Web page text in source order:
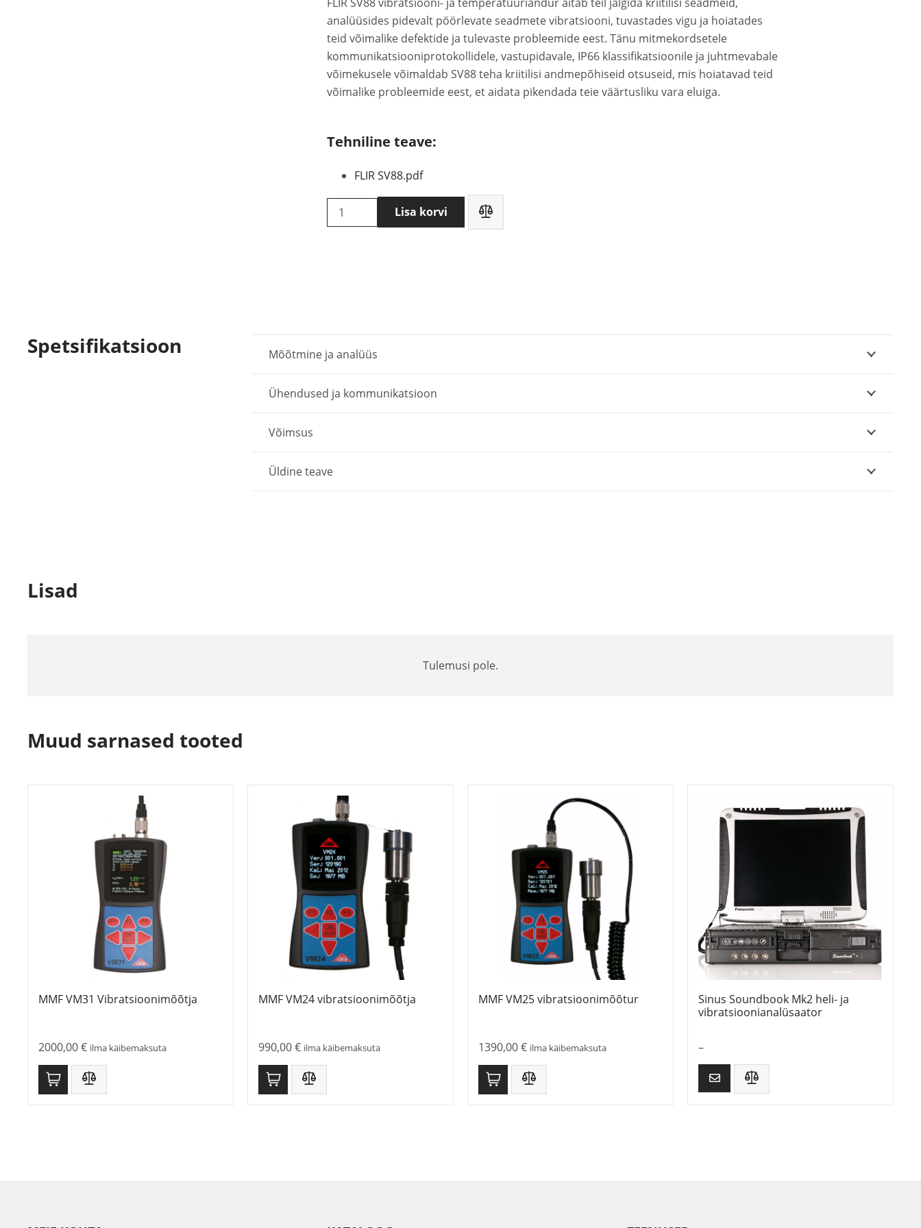
analüüsides pidevalt pöörlevate seadmete vibratsiooni, tuvastades vigu ja hoiatades
teid võimalike defektide ja tulevaste probleemide eest. Tänu mitmekordsetele
kommunikatsiooniprotokollidele, vastupidavale, IP66 klassifikatsioonile ja juhtmevabale
võimekusele võimaldab SV88 teha kriitilisi andmepõhiseid otsuseid, mis hoiatavad teid
võimalike probleemide eest, et aidata pikendada teie väärtusliku vara eluiga.
Tehniline teave:
FLIR SV88.pdf
Flir
SV88
Lisa korvi
Spetsifikatsioon Mõõtmine ja analüüs
Ühendused ja kommunikatsioon
Võimsus
Üldine teave
Lisad
Tulemusi pole.
Muud sarnased tooted
MMF VM31 Vibratsioonimõõtja
2000,00€ ilma käibemaksuta
MMF VM24 vibratsioonimõõtja
990,00€ ilma käibemaksuta
MMF VM25 vibratsioonimõõtur
1390,00€ ilma käibemaksuta
Sinus Soundbook Mk2 heli- ja
vibratsioonianalüsaator
–